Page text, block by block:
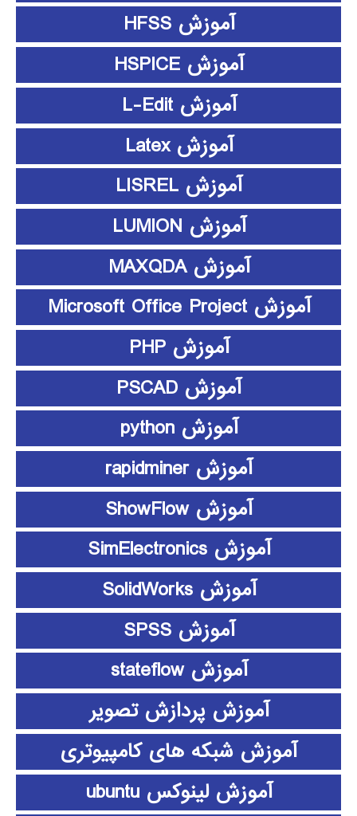
آموزش HFSS
آموزش HSPICE
آموزش L-Edit
آموزش Latex
آموزش LISREL
آموزش LUMION
آموزش MAXQDA
آموزش Microsoft Office Project
آموزش PHP
آموزش PSCAD
آموزش python
آموزش rapidminer
آموزش ShowFlow
آموزش SimElectronics
آموزش SolidWorks
آموزش SPSS
آموزش stateflow
آموزش پردازش تصویر
آموزش شبکه های کامپیوتری
آموزش لینوکس ubuntu